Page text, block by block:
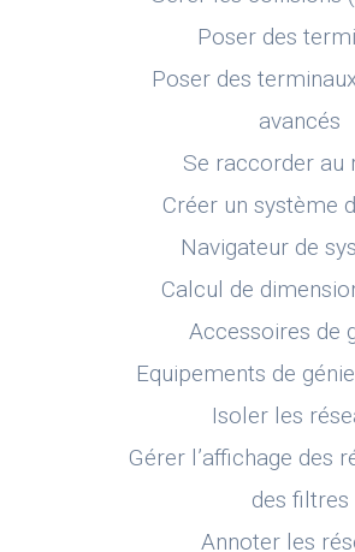
Poser des
Poser des
avancés
Se raccorder au
Créer un système
Navigateur de
Calcul de
Accessoires de
Equipements de
Isoler les
Gérer l’affichage des
des filtres
Annoter les